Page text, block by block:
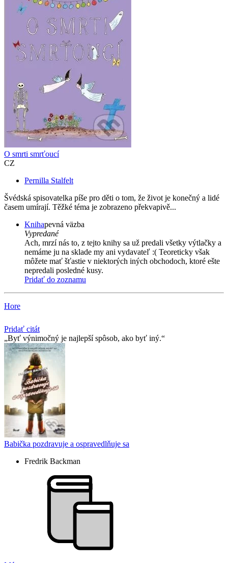
O smrti smrťoucí
CZ
Pernilla Stalfelt
Švédská spisovatelka píše pro děti o tom, že život je konečný a lidé
časem umírají. Těžké téma je zobrazeno překvapivě...
Knihapevná väzba
Vypredané
Ach, mrzí nás to, z tejto knihy sa už predali všetky výtlačky a
nemáme ju na sklade my ani vydavateľ :( Teoreticky však
môžete mať šťastie v niektorých iných obchodoch, ktoré ešte
nepredali posledné kusy.
Pridať do zoznamu
Hore
Pridať citát
Byť výnimočný je najlepší spôsob, ako byť iný.
Babička pozdravuje a ospravedlňuje sa
Fredrik Backman